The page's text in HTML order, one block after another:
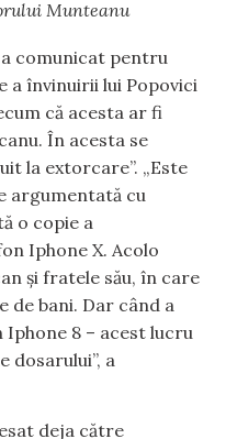
Munteanu
comunicat pentru
a învinuirii lui Popovici
că acesta ar fi
În acesta se
la extorcare”. „Este
argumentată cu
o copie a
Iphone X. Acolo
și fratele său, în care
de bani. Dar când a
8 – acest lucru
dosarului”, a
deja către